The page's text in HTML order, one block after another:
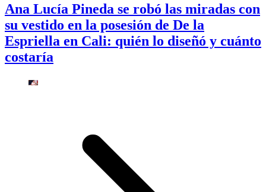
Ana Lucía Pineda se robó las miradas con
su vestido en la posesión de De la
Espriella en Cali: quién lo diseñó y cuánto
costaría